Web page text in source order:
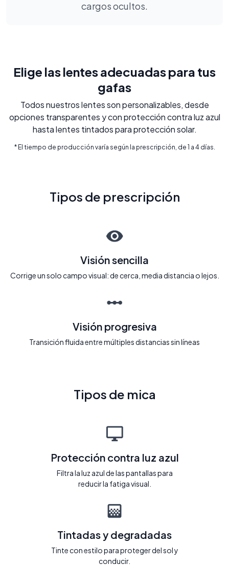
cargos ocultos.
Elige las lentes adecuadas para tus
gafas
Todos nuestros lentes son personalizables, desde
opciones transparentes y con protección contra luz azul
hasta lentes tintados para protección solar.
* El tiempo de producción varía según la prescripción, de 1 a 4 días.
Tipos de prescripción
Visión sencilla
Corrige un solo campo visual: de cerca, media distancia o lejos.
Visión progresiva
Transición fluida entre múltiples distancias sin líneas
Tipos de mica
Protección contra luz azul
Filtra la luz azul de las pantallas para
reducir la fatiga visual.
Tintadas y degradadas
Tinte con estilo para proteger del sol y
conducir.